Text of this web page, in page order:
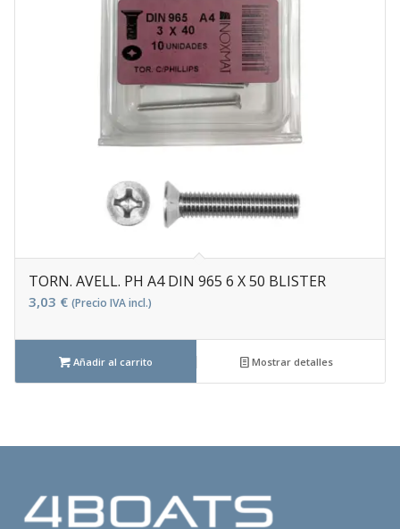
TORN. AVELL. PH A4 DIN 965 6 X 50 BLISTER
3,03 € (Precio IVA incl.)
Añadir al carrito Mostrar detalles